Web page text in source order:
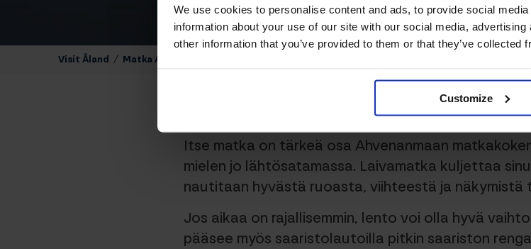
We use cookies to personalise content and ads, to provide social
information about your use of our site with our social media,
other information that you’ve provided to them or that they’ve collected
Customize
Visit Åland / Matka Ahvenanmaalle
Itse matka on tärkeä osa Ahvenanmaan
mielen jo lähtösatamassa. Laivamatka kuljettaa
nautitaan hyvästä ruoasta, viihteestä ja näkymistä
Jos aikaa on rajallisemmin, lento voi olla hyvä
pääsee myös saaristolautoilla pitkin saariston